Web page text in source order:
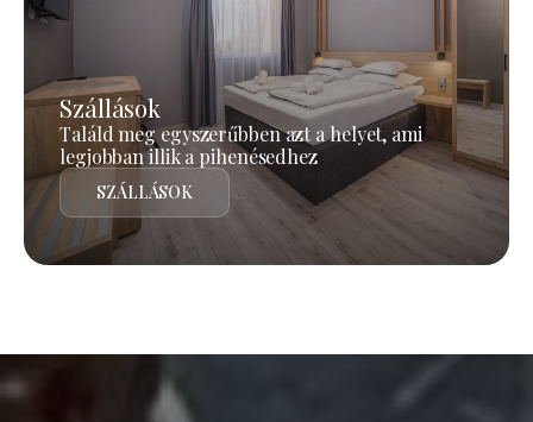
Szállások
Találd meg egyszerűbben azt a helyet, ami
legjobban illik a pihenésedhez
SZÁLLÁSOK